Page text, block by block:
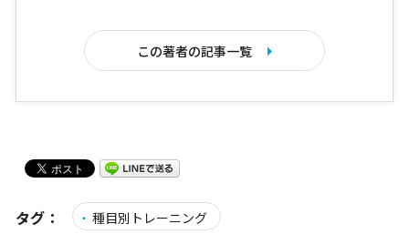
この著者の記事一覧
タグ： 種目別トレーニング